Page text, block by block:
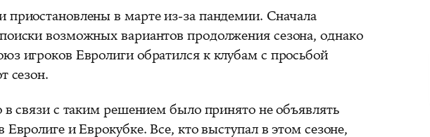
в марте из-за пандемии. Сначала
возможных вариантов продолжения сезона, однако
игроков Евролиги обратился к клубам с просьбой
сезон.
в связи с таким решением было принято не объявлять
Евролиге и Еврокубке. Все, кто выступал в этом сезоне,